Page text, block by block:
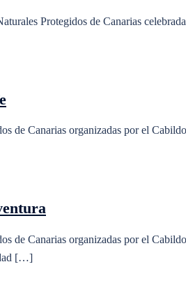
Protegidos de Canarias
de Canarias organizadas por el
de Canarias organizadas por el
[…]